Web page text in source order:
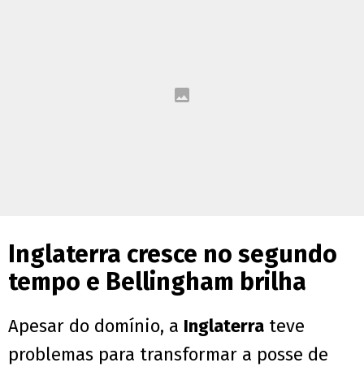
Inglaterra cresce no segundo
tempo e Bellingham brilha
Apesar do domínio, a Inglaterra teve
problemas para transformar a posse de